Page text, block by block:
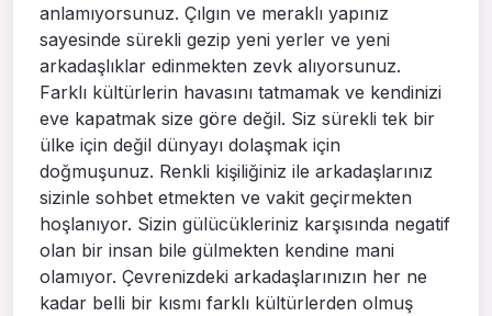
anlamıyorsunuz. Çılgın ve meraklı yapınız
sayesinde sürekli gezip yeni yerler ve yeni
arkadaşlıklar edinmekten zevk alıyorsunuz.
Farklı kültürlerin havasını tatmamak ve kendinizi
eve kapatmak size göre değil. Siz sürekli tek bir
ülke için değil dünyayı dolaşmak için
doğmuşunuz. Renkli kişiliğiniz ile arkadaşlarınız
sizinle sohbet etmekten ve vakit geçirmekten
hoşlanıyor. Sizin gülücükleriniz karşısında negatif
olan bir insan bile gülmekten kendine mani
olamıyor. Çevrenizdeki arkadaşlarınızın her ne
kadar belli bir kısmı farklı kültürlerden olmuş